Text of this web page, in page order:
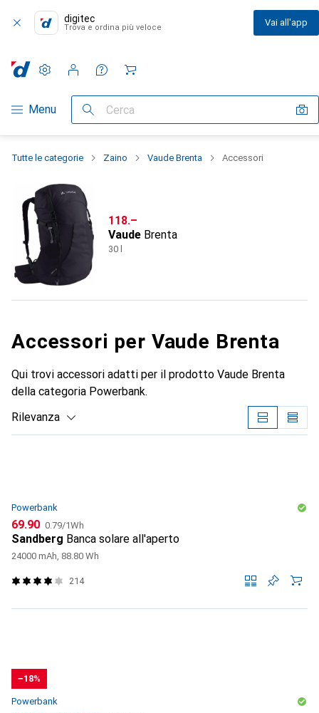
digitec
Trova e ordina più veloce Vai all'app
Categoria Navigazione
Menu Cerca
Impostazioni
Conto cliente
Liste di confronto
Liste dei desideri
Carrello
Tutte le categorie Zaino Vaude Brenta Accessori
CHF
118.–
Vaude Brenta
30 l
Accessori per Vaude Brenta
Qui trovi accessori adatti per il prodotto Vaude Brenta
della categoria Powerbank.
Rilevanza
Powerbank
CHF
69.90 CHF
0.79/1Wh
Sandberg Banca solare all'aperto
24000 mAh, 88.80 Wh
214
−18%
Powerbank